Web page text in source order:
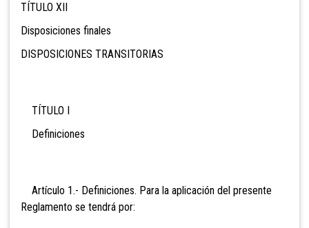
TÍTULO XII
Disposiciones finales
DISPOSICIONES TRANSITORIAS
TÍTULO I
Definiciones
Artículo 1.- Definiciones. Para la aplicación del presente
Reglamento se tendrá por: